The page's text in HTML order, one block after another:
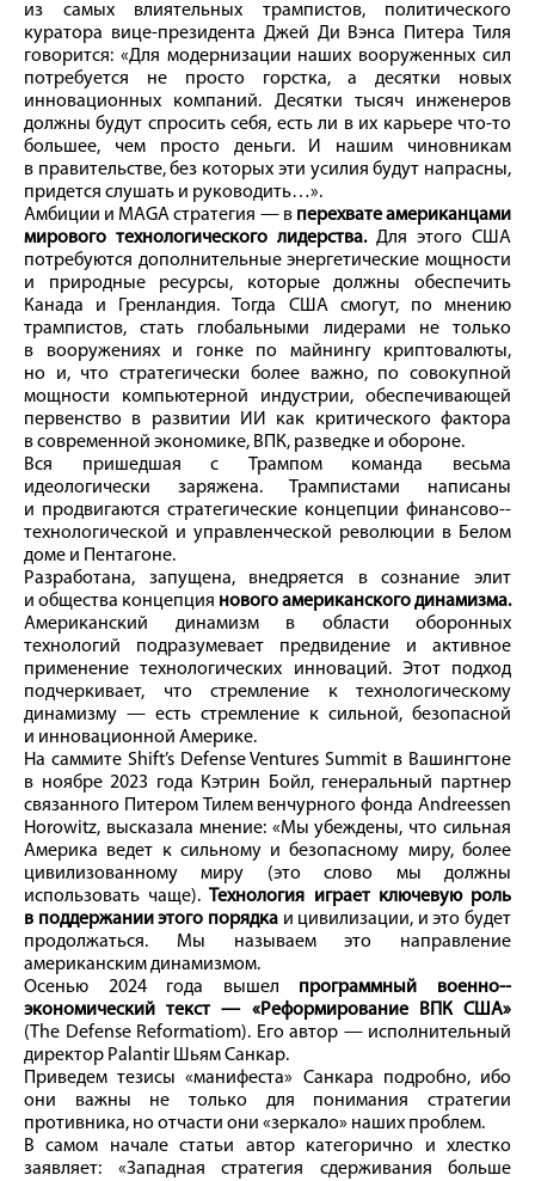
из самых влиятельных трампистов, политического
куратора вице-президента Джей Ди Вэнса Питера Тиля
говорится: «Для модернизации наших вооруженных сил
потребуется не просто горстка, а десятки новых
инновационных компаний. Десятки тысяч инженеров
должны будут спросить себя, есть ли в их карьере что‑то
большее, чем просто деньги. И нашим чиновникам
в правительстве, без которых эти усилия будут напрасны,
придется слушать и руководить…».
Амбиции и MAGA стратегия — в перехвате американцами
мирового технологического лидерства.Для этого США
потребуются дополнительные энергетические мощности
и природные ресурсы, которые должны обеспечить
Канада и Гренландия. Тогда США смогут, по мнению
трампистов, стать глобальными лидерами не только
в вооружениях и гонке по майнингу криптовалюты,
но и, что стратегически более важно, по совокупной
мощности компьютерной индустрии, обеспечивающей
первенство в развитии ИИ как критического фактора
в современной экономике, ВПК, разведке и обороне.
Вся пришедшая с Трампом команда весьма
идеологически заряжена. Трампистами написаны
и продвигаются стратегические концепции финансово-­
технологической и управленческой революции в Белом
доме и Пентагоне.
Разработана, запущена, внедряется в сознание элит
и общества концепция нового американского динамизма.
Американский динамизм в области оборонных
технологий подразумевает предвидение и активное
применение технологических инноваций. Этот подход
подчеркивает, что стремление к технологическому
динамизму — есть стремление к сильной, безопасной
и инновационной Америке.
На саммите Shift’s Defense Ventures Summit в Вашингтоне
в ноябре 2023 года Кэтрин Бойл, генеральный партнер
связанного Питером Тилем венчурного фонда Andreessen
Horowitz, высказала мнение: «Мы убеждены, что сильная
Америка ведет к сильному и безопасному миру, более
цивилизованному миру (это слово мы должны
использовать чаще).Технология играет ключевую роль
в поддержании этого порядкаи цивилизации, и это будет
продолжаться. Мы называем это направление
американским динамизмом.
Осенью 2024 года вышел программный военно-­
экономический текст — «Реформирование ВПК США»
(The Defense Reformatiom). Его автор — исполнительный
директор Palantir Шьям Санкар.
Приведем тезисы «манифеста» Санкара подробно, ибо
они важны не только для понимания стратегии
противника, но отчасти они «зеркало» наших проблем.
В самом начале статьи автор категорично и хлестко
заявляет: «Западная стратегия сдерживания больше